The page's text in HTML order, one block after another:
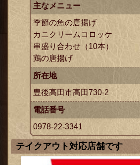
主なメニュー
季節の魚の唐揚げ
カニクリームコロッケ
串盛り合わせ（10本）
鶏の唐揚げ
所在地
豊後高田市高田730-2
電話番号
0978-22-3341
テイクアウト対応店舗です